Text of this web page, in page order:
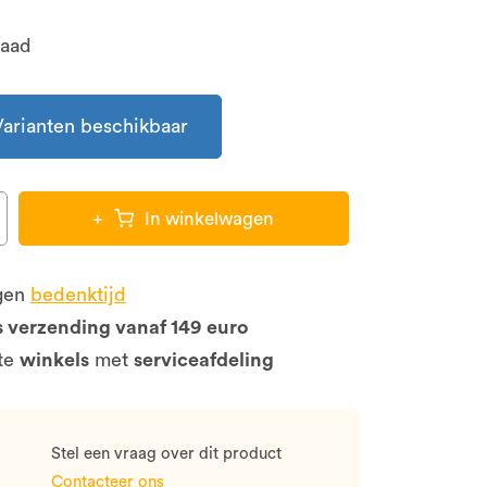
beschikbaar
+ In winkelwagen
bedenktijd
verzending vanaf 149 euro
winkelsmet serviceafdeling
Stel een vraag over dit product
Contacteer ons